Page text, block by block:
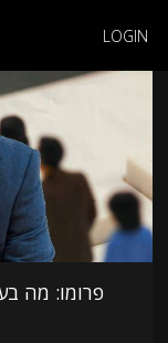
LOGIN
פרומו: מה